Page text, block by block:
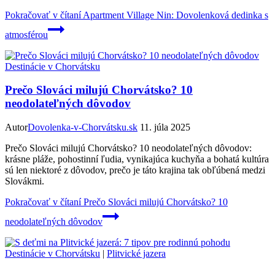
Pokračovať v čítaníApartment Village Nin: Dovolenková dedinka s
atmosférou
Destinácie v Chorvátsku
Prečo Slováci milujú Chorvátsko? 10
neodolateľných dôvodov
AutorDovolenka-v-Chorvátsku.sk 11. júla 2025
Prečo Slováci milujú Chorvátsko? 10 neodolateľných dôvodov:
krásne pláže, pohostinní ľudia, vynikajúca kuchyňa a bohatá kultúra
sú len niektoré z dôvodov, prečo je táto krajina tak obľúbená medzi
Slovákmi.
Pokračovať v čítaníPrečo Slováci milujú Chorvátsko? 10
neodolateľných dôvodov
Destinácie v Chorvátsku | Plitvické jazera